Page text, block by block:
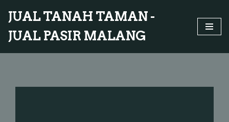
ke
konten
JUAL TANAH TAMAN -
JUAL PASIR MALANG